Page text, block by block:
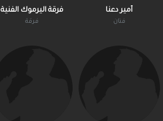
فرقة اليرموك الفنية
فرقة
أمير دعنا
فنان